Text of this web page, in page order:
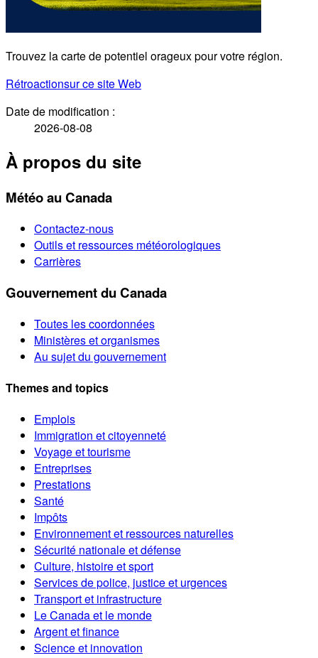
Trouvez la carte de potentiel orageux pour votre région.
Rétroactionsur ce site Web
Date de modification :
2026-08-08
À propos du site
Météo au Canada
Contactez-nous
Outils et ressources météorologiques
Carrières
Gouvernement du Canada
Toutes les coordonnées
Ministères et organismes
Au sujet du gouvernement
Themes and topics
Emplois
Immigration et citoyenneté
Voyage et tourisme
Entreprises
Prestations
Santé
Impôts
Environnement et ressources naturelles
Sécurité nationale et défense
Culture, histoire et sport
Services de police, justice et urgences
Transport et infrastructure
Le Canada et le monde
Argent et finance
Science et innovation